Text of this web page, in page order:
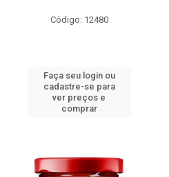
Código: 12480
Faça seu login ou
cadastre-se para
ver preços e
comprar